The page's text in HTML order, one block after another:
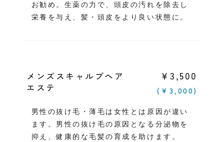
お勧め。生薬の力で、頭皮の汚れを除去し
栄養を与え、髪・頭皮をより良い状態に。
メンズスキャルプヘア
エステ
￥3,500
(￥3,000)
男性の抜け毛・薄毛は女性とは原因が違い
ます。男性の抜け毛の原因となる分泌物を
抑え、健康的な毛髪の育成を助けます。